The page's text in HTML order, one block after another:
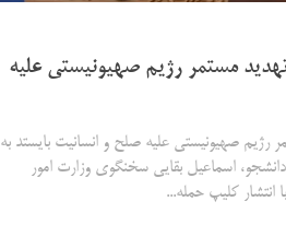
تهدید مستمر رژیم صهیونیستی علیه
رژیم صهیونیستی علیه صلح و انسانیت بایستد به
اسماعیل بقایی سخنگوی وزارت امور
انتشار کلیپ حمله...